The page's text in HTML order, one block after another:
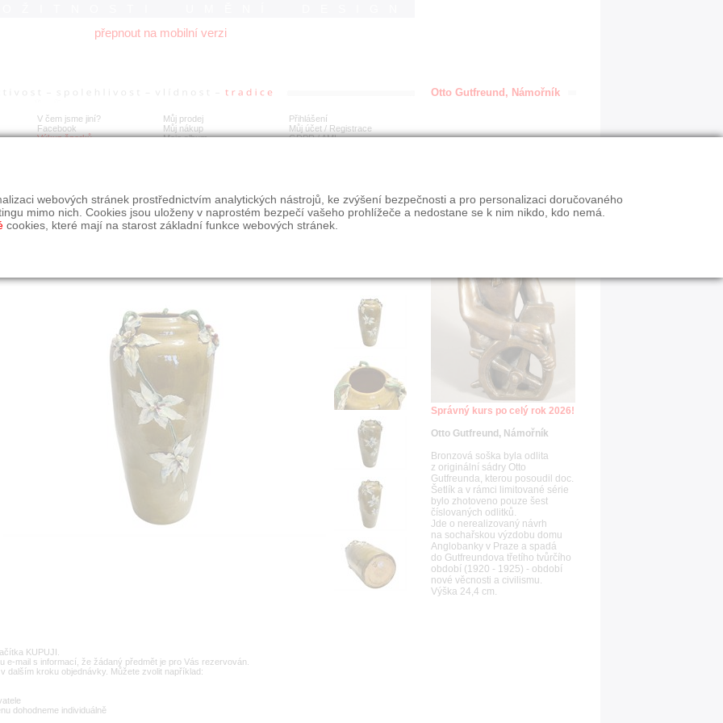
přepnout na mobilní verzi
V čem jsme jiní?
Facebook
Výkup šperků
Můj prodej
Můj nákup
Moje album
Přihlášení
Můj účet / Registrace
GDPR/AML
váza Teplitz Fachschule
KUPUJI.
mail s informací, že žádaný předmět je pro Vás rezervován.
dalším kroku objednávky. Můžete zvolit například:
dohodneme individuálně
Otto Gutfreund, Námořník
Správný kurs po celý rok 2026!
Otto Gutfreund, Námořník
Bronzová soška byla odlita
z originální sádry Otto
Gutfreunda, kterou posoudil doc.
Šetlík a v rámci limitované série
bylo zhotoveno pouze šest
číslovaných odlitků.
Jde o nerealizovaný návrh
na sochařskou výzdobu domu
Anglobanky v Praze a spadá
do Gutfreundova třetího tvůrčího
období (1920 - 1925) - období
nové věcnosti a civilismu.
Výška 24,4 cm.
webových stránek prostřednictvím analytických nástrojů, ke zvýšení bezpečnosti a pro personalizaci doručovaného
mimo nich. Cookies jsou uloženy v naprostém bezpečí vašeho prohlížeče a nedostane se k nim nikdo, kdo nemá.
cookies, které mají na starost základní funkce webových stránek.